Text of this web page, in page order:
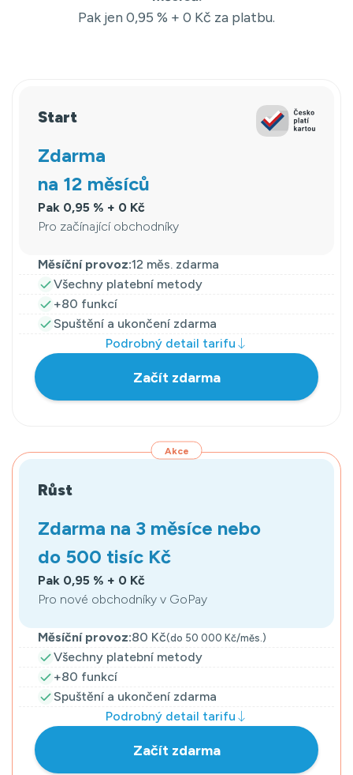
Pak jen 0,95 % + 0 Kč za platbu.
Start
Zdarma
na 12 měsíců
Pak 0,95 % + 0 Kč
Pro začínající obchodníky
Měsíční provoz:12 měs. zdarma
Všechny platební metody
+80 funkcí
Spuštění a ukončení zdarma
Podrobný detail tarifu
Začít zdarma
Akce
Růst
Zdarma na 3 měsíce nebo
do 500 tisíc Kč
Pak 0,95 % + 0 Kč
Pro nové obchodníky v GoPay
Měsíční provoz:80 Kč(do 50 000 Kč/měs.)
Všechny platební metody
+80 funkcí
Spuštění a ukončení zdarma
Podrobný detail tarifu
Začít zdarma